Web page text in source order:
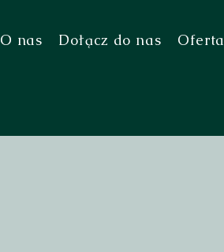
O nas Dołącz do nas Oferta